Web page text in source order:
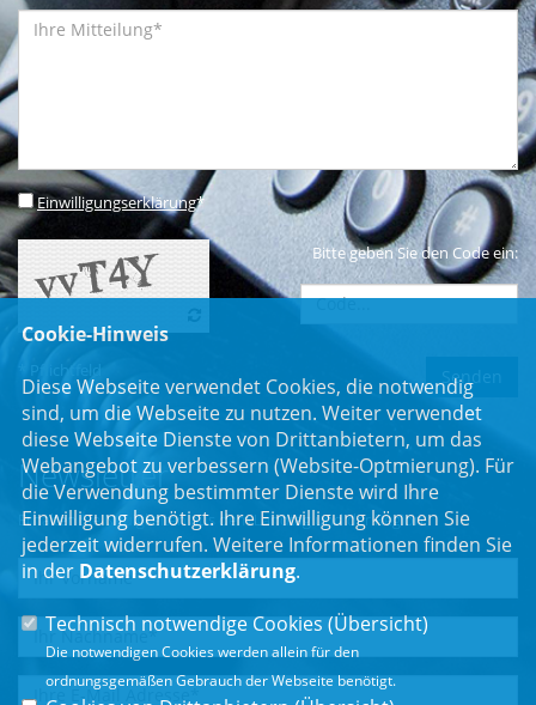
Einwilligungserklärung*
Bitte geben Sie den Code ein:
* Pflichtfeld
Newsletter
Erhalten Sie Neuigkeiten aus dem Landtag und der Region.
Cookie-Hinweis
Diese Webseite verwendet Cookies, die notwendig
sind, um die Webseite zu nutzen. Weiter verwendet
diese Webseite Dienste von Drittanbietern, um das
Webangebot zu verbessern (Website-Optmierung). Für
die Verwendung bestimmter Dienste wird Ihre
Einwilligung benötigt. Ihre Einwilligung können Sie
jederzeit widerrufen. Weitere Informationen finden Sie
in der Datenschutzerklärung.
Technisch notwendige Cookies (Übersicht)
Die notwendigen Cookies werden allein für den
ordnungsgemäßen Gebrauch der Webseite benötigt.